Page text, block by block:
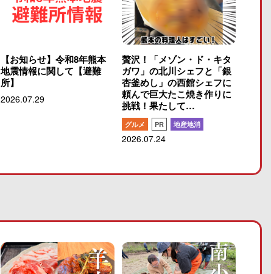
【お知らせ】令和8年熊本
地震情報に関して【避難
所】
2026.07.29
贅沢！「メゾン・ド・キタ
ガワ」の北川シェフと「銀
杏釜めし」の西館シェフに
頼んで巨大たこ焼き作りに
挑戦！果たして…
グルメ PR 地産地消
2026.07.24